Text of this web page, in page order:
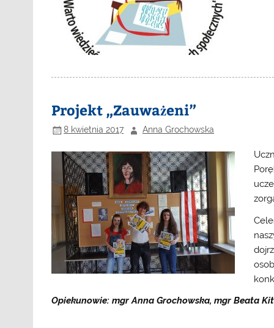
Projekt „Zauważeni”
8 kwietnia 2017 Anna Grochowska
Opiekunowie: mgr Anna Grochowska, mgr Beata